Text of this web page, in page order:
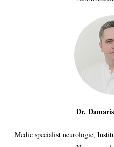
Dr.
Medic specialist neurologie,